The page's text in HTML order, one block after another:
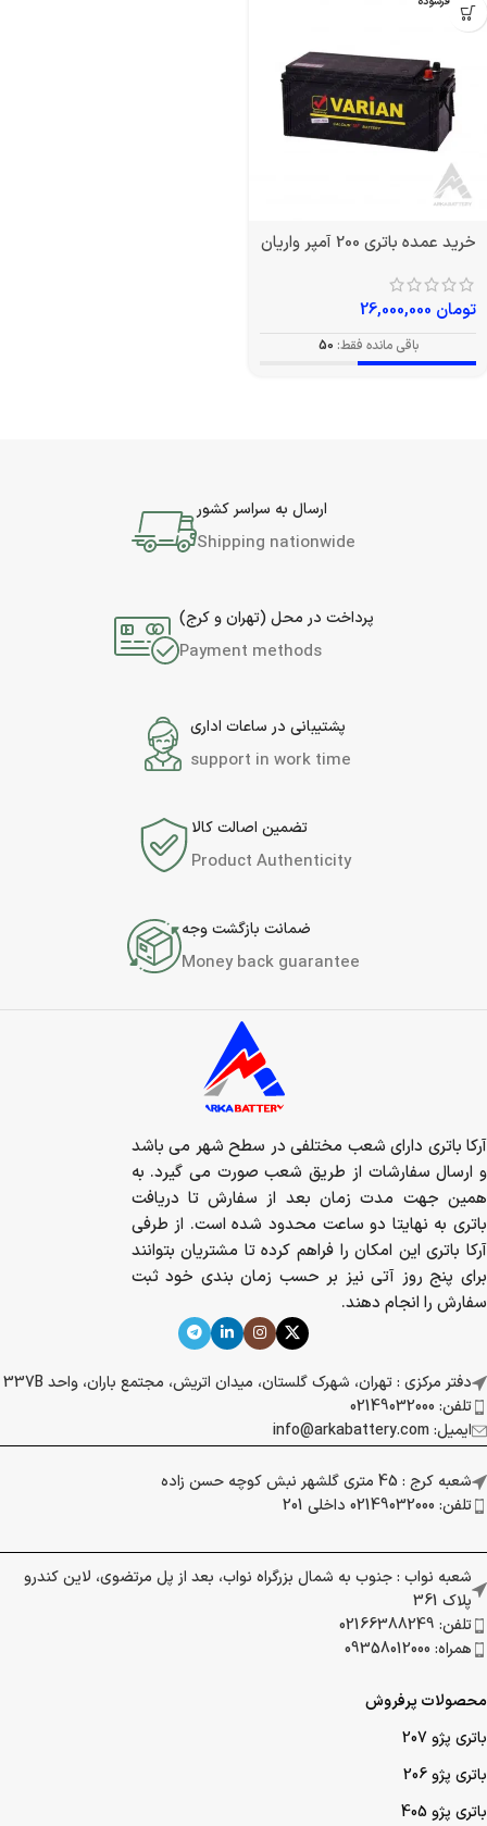
خرید عمده باتری 200 آمپر واریان
تومان
باقی مانده فقط: 50
ارسال به سراسر کشور
Shipping nationwide
پرداخت در محل (تهران و کرج)
Payment methods
پشتیبانی در ساعات اداری
support in work time
تضمین اصالت کالا
Product Authenticity
ضمانت بازگشت وجه
Money back guarantee
آرکا باتری دارای شعب مختلفی در سطح شهر می باشد
و ارسال سفارشات از طریق شعب صورت می گیرد. به
همین جهت مدت زمان بعد از سفارش تا دریافت
باتری به نهایتا دو ساعت محدود شده است. از طرفی
آرکا باتری این امکان را فراهم کرده تا مشتریان بتوانند
برای پنج روز آتی نیز بر حسب زمان بندی خود ثبت
سفارش را انجام دهند.
دفتر مرکزی : تهران، شهرک گلستان، میدان اتریش، مجتمع باران، واحد 337B
تلفن: 02149032000
ایمیل: info@arkabattery.com
شعبه کرج : 45 متری گلشهر نبش کوچه حسن زاده
تلفن: 02149032000 داخلی 201
شعبه نواب : جنوب به شمال بزرگراه نواب، بعد از پل مرتضوی، لاین کندرو
پلاک 361
تلفن: 02166388249
همراه: 09358012000
محصولات پرفروش
باتری پژو 207
باتری پژو 206
باتری پژو 405